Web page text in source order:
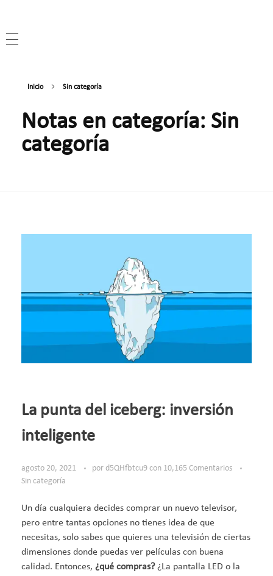
Inicio Sin categoría
Notas en categoría: Sin
categoría
La punta del iceberg: inversión
inteligente
agosto 20, 2021 por d5QHfbtcu9 con 10,165 Comentarios
Sin categoría
Un día cualquiera decides comprar un nuevo televisor,
pero entre tantas opciones no tienes idea de que
necesitas, solo sabes que quieres una televisión de ciertas
dimensiones donde puedas ver películas con buena
calidad. Entonces, ¿qué compras?¿La pantalla LED o la